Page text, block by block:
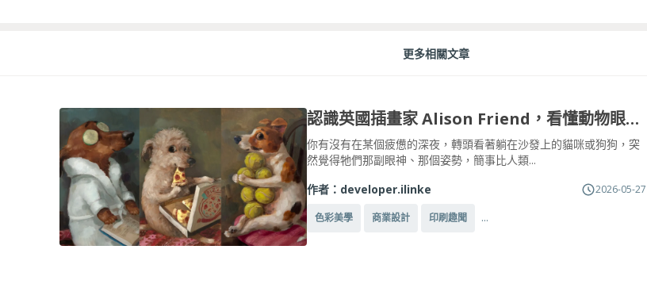
更多相關文章
認識英國插畫家 Alison Friend，看懂動物眼底的靈魂與小劇場
你有沒有在某個疲憊的深夜，轉頭看著躺在沙發上的貓咪或狗狗，突
然覺得牠們那副眼神、那個姿勢，簡事比人類...
作者： developer.ilinke 2026-05-27
色彩美學 商業設計 印刷趣聞 ...